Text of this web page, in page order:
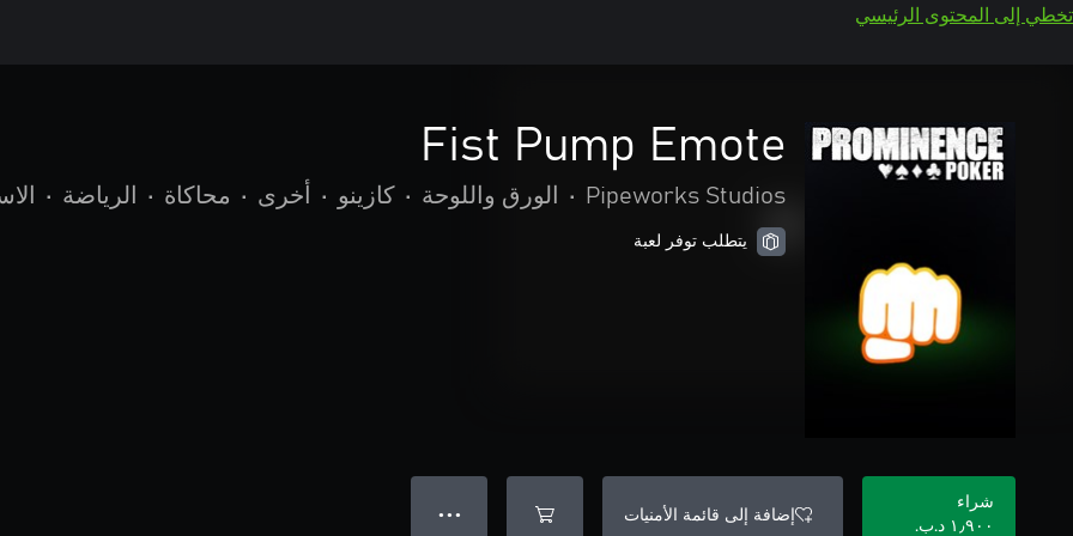
تخطي إلى المحتوى الرئيسي
Fist Pump Emote
Pipeworks Studios
• الورق واللوحة • كازينو • أخرى • محاكاة • الرياضة •
يتطلب توفر لعبة
شراء
١٫٩٠٠ د.ب.‏
إضافة إلى قائمة الأمنيات ● ● ●